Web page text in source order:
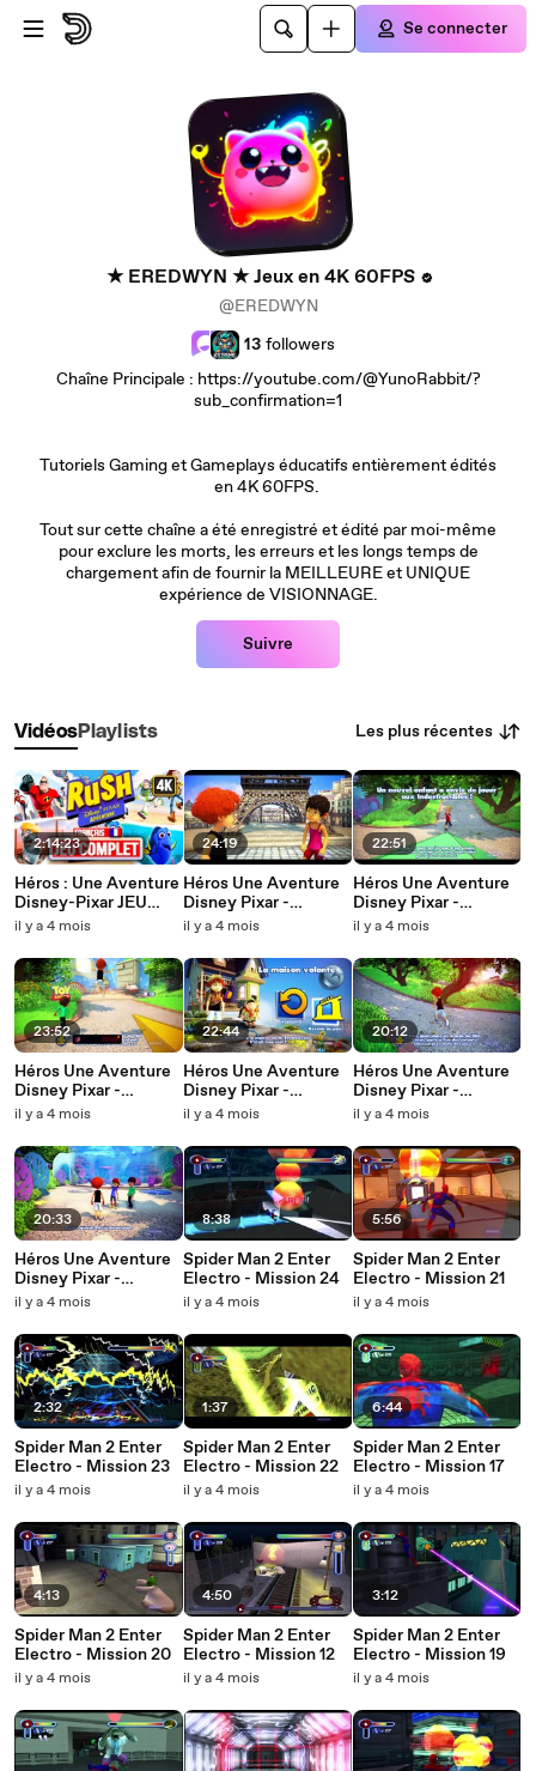
Passer au contenu principal
Se connecter
★ EREDWYN ★ Jeux en 4K 60FPS
@EREDWYN
13 followers
Chaîne Principale : https://youtube.com/@YunoRabbit/?
sub_confirmation=1
Tutoriels Gaming et Gameplays éducatifs entièrement édités
en 4K 60FPS.
Tout sur cette chaîne a été enregistré et édité par moi-même
pour exclure les morts, les erreurs et les longs temps de
chargement afin de fournir la MEILLEURE et UNIQUE
expérience de VISIONNAGE.
Suivre
VidéosPlaylists Les plus récentes
2:14:23
Héros : Une Aventure
Disney-Pixar JEU
COMPLET Longplay
[4K 60ᶠᵖˢ]
il y a 4 mois
23:52
Héros Une Aventure
Disney Pixar -
Chapitre 4 Toy Story
il y a 4 mois
20:33
Héros Une Aventure
Disney Pixar -
Chapitre 1 Nemo
il y a 4 mois
2:32
Spider Man 2 Enter
Electro - Mission 23
il y a 4 mois
4:13
Spider Man 2 Enter
Electro - Mission 20
il y a 4 mois
24:19
Héros Une Aventure
Disney Pixar -
Chapitre 6
il y a 4 mois
22:44
Héros Une Aventure
Disney Pixar -
Chapitre 3 La Haut
il y a 4 mois
8:38
Spider Man 2 Enter
Electro - Mission 24
il y a 4 mois
1:37
Spider Man 2 Enter
Electro - Mission 22
il y a 4 mois
4:50
Spider Man 2 Enter
Electro - Mission 12
il y a 4 mois
22:51
Héros Une Aventure
Disney Pixar -
Chapitre 5 Les
il y a 4 mois
20:12
Héros Une Aventure
Disney Pixar -
Chapitre 2 Cars
il y a 4 mois
5:56
Spider Man 2 Enter
Electro - Mission 21
il y a 4 mois
6:44
Spider Man 2 Enter
Electro - Mission 17
il y a 4 mois
3:12
Spider Man 2 Enter
Electro - Mission 19
il y a 4 mois